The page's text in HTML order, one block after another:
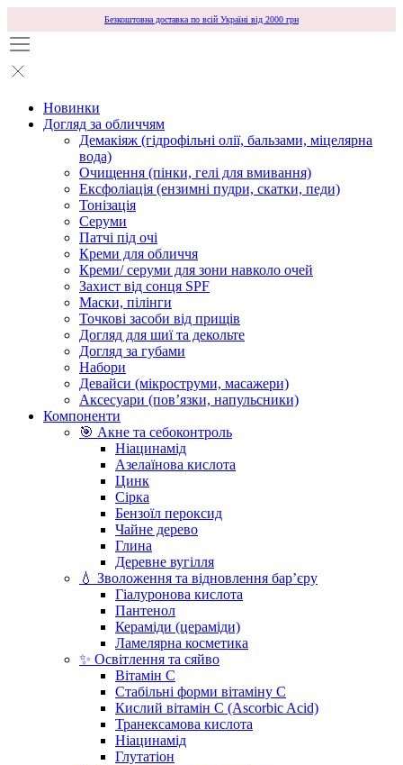
Безкоштовна доставка по всій Україні від 2000 грн
Новинки
Догляд за обличчям
Демакіяж (гідрофільні олії, бальзами, міцелярна
вода)
Очищення (пінки, гелі для вмивання)
Ексфоліація (ензимні пудри, скатки, педи)
Тонізація
Серуми
Патчі під очі
Креми для обличчя
Креми/ серуми для зони навколо очей
Захист від сонця SPF
Маски, пілінги
Точкові засоби від прищів
Догляд для шиї та декольте
Догляд за губами
Набори
Девайси (мікроструми, масажери)
Аксесуари (повʼязки, напульсники)
Компоненти
🎯 Акне та себоконтроль
Ніацинамід
Азелаїнова кислота
Цинк
Сірка
Бензоїл пероксид
Чайне дерево
Глина
Деревне вугілля
💧 Зволоження та відновлення бар’єру
Гіалуронова кислота
Пантенол
Кераміди (цераміди)
Ламелярна косметика
✨ Освітлення та сяйво
Вітамін С
Стабільні форми вітаміну С
Кислий вітамін С (Ascorbic Acid)
Транексамова кислота
Ніацинамід
Глутатіон